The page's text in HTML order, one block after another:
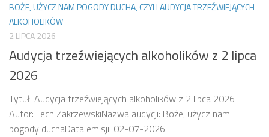
BOŻE, UŻYCZ NAM POGODY DUCHA, CZYLI AUDYCJA TRZEŹWIEJĄCYCH
ALKOHOLIKÓW
2 LIPCA 2026
Audycja trzeźwiejących alkoholików z 2 lipca
2026
Tytuł: Audycja trzeźwiejących alkoholików z 2 lipca 2026
Autor: Lech ZakrzewskiNazwa audycji: Boże, użycz nam
pogody duchaData emisji: 02-07-2026